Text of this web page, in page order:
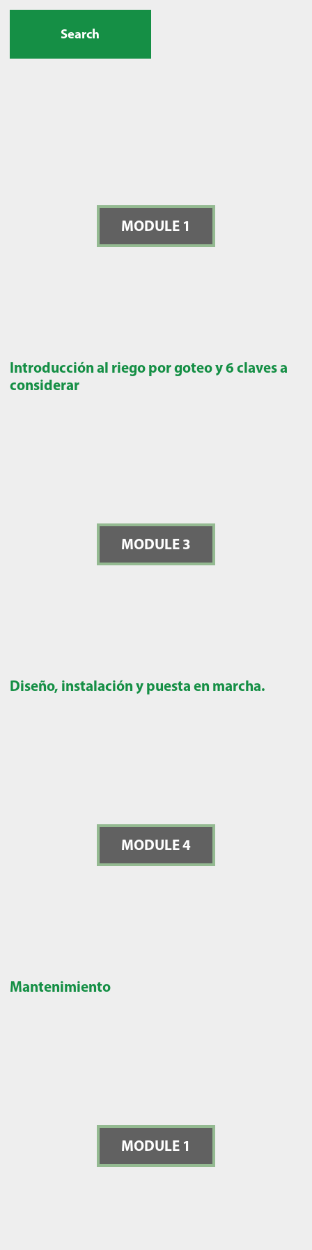
Search
MODULE 1
Introducción al riego por goteo y 6 claves a
considerar
MODULE 3
Diseño, instalación y puesta en marcha.
MODULE 4
Mantenimiento
MODULE 1